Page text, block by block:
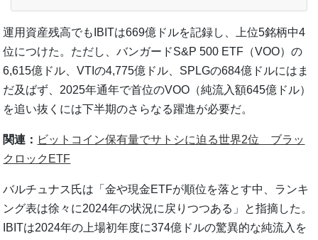
運用資産残高でもIBITは669億ドルを記録し、上位5銘柄中4
位につけた。ただし、バンガードS&P 500 ETF（VOO）の
6,615億ドル、VTIの4,775億ドル、SPLGの684億ドルにはま
だ及ばず、2025年通年で首位のVOO（純流入額645億ドル）
を追い抜くには下半期のさらなる躍進が必要だ。
関連： ビットコイン保有量でサトシに迫る世界2位 ブラッ
クロックETF
バルチュナス氏は「金や現金ETFが順位を落とす中、ランキ
ング表は徐々に2024年の状況に戻りつつある」と指摘した。
IBITは2024年の上場初年度に374億ドルの驚異的な純流入を